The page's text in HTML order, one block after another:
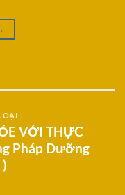
VỚI THỰC
Pháp Dưỡng